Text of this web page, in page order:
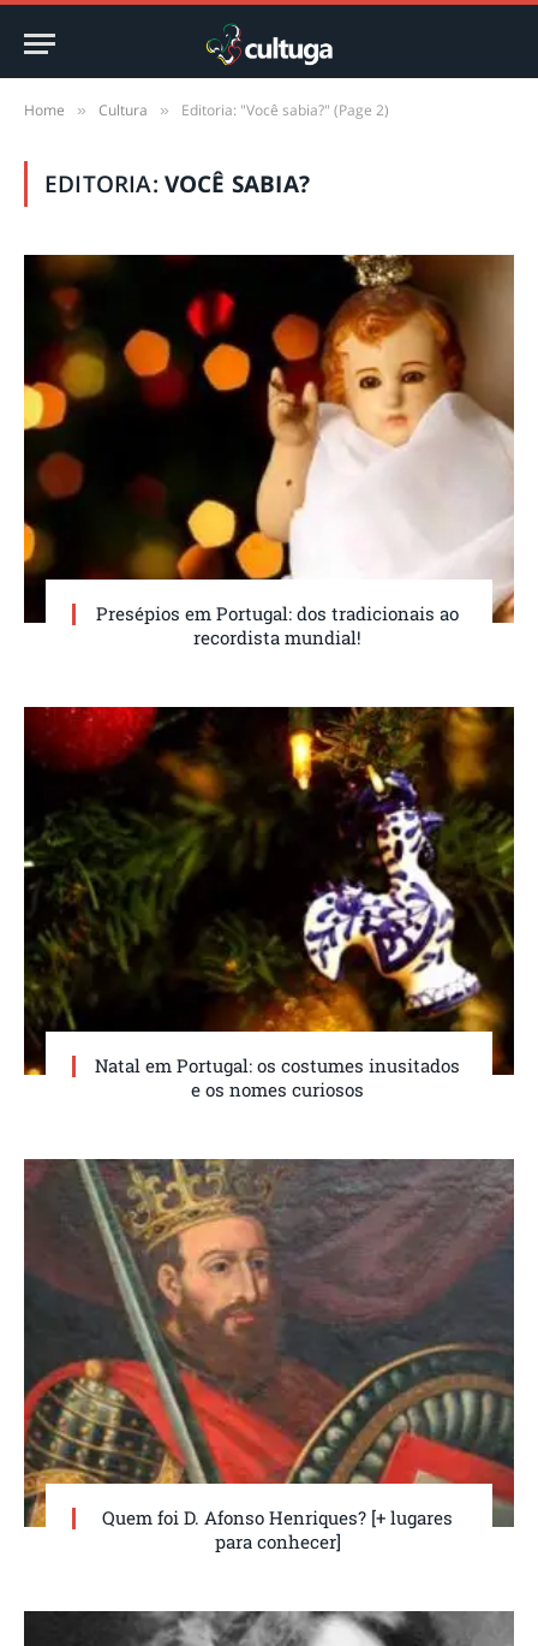
Home » Cultura » Editoria: "Você sabia?" (Page 2)
EDITORIA: VOCÊ SABIA?
Presépios em Portugal: dos tradicionais ao
recordista mundial!
Natal em Portugal: os costumes inusitados
e os nomes curiosos
Quem foi D. Afonso Henriques? [+ lugares
para conhecer]